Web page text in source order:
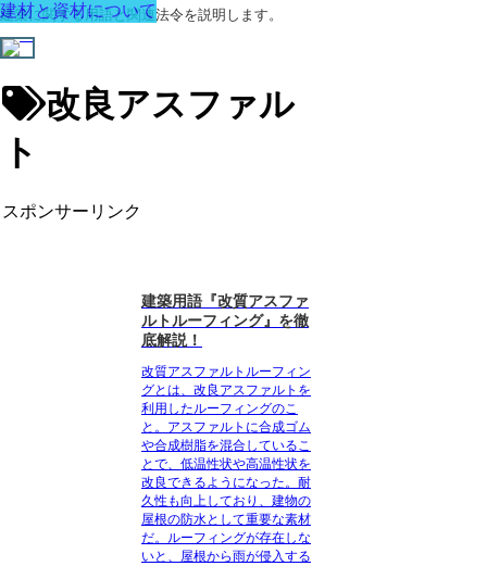
建築に関する用語と関連法令を説明します。
改良アスファル
ト
スポンサーリンク
建材と資材について
建築用語『改質アスファ
ルトルーフィング』を徹
底解説！
改質アスファルトルーフィン
グとは、改良アスファルトを
利用したルーフィングのこ
と。 アスファルトに合成ゴム
や合成樹脂を混合しているこ
とで、低温性状や高温性状を
改良できるようになった。耐
久性も向上しており、建物の
屋根の防水として重要な素材
だ。ルーフィングが存在しな
いと、屋根から雨が侵入する